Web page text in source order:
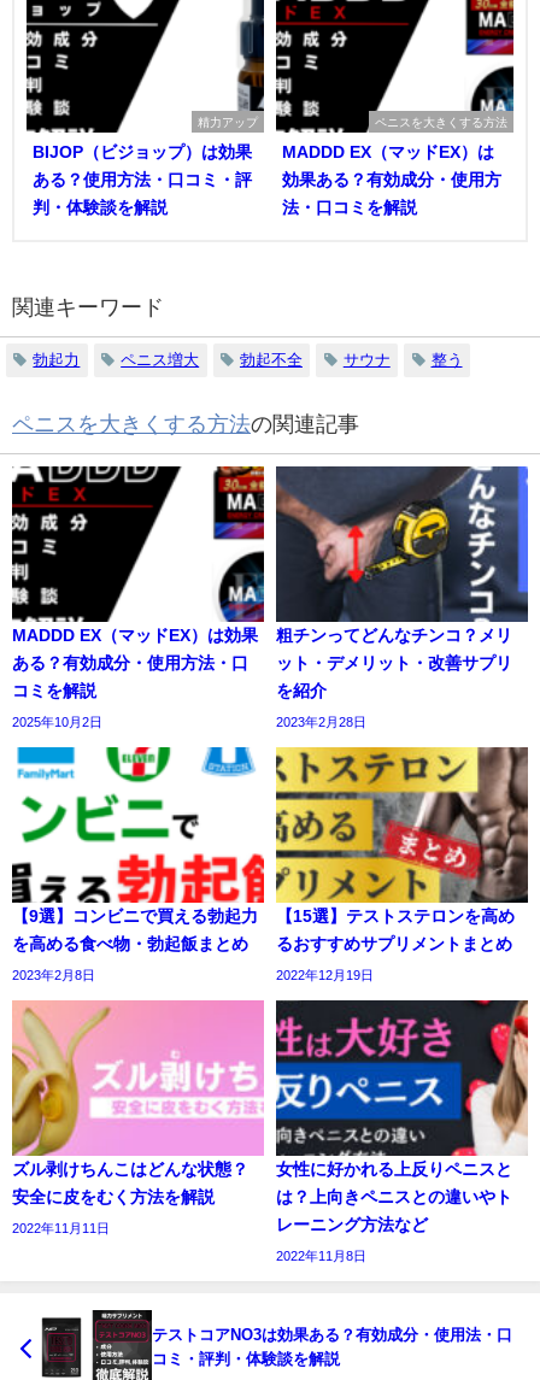
精力アップ
BIJOP（ビジョップ）は効果
ある？使用方法・口コミ・評
判・体験談を解説
ペニスを大きくする方法
MADDD EX（マッドEX）は
効果ある？有効成分・使用方
法・口コミを解説
関連キーワード
勃起力 ペニス増大 勃起不全 サウナ 整う
ペニスを大きくする方法の関連記事
MADDD EX（マッドEX）は効果
ある？有効成分・使用方法・口
コミを解説
2025年10月2日
粗チンってどんなチンコ？メリ
ット・デメリット・改善サプリ
を紹介
2023年2月28日
【9選】コンビニで買える勃起力
を高める食べ物・勃起飯まとめ
2023年2月8日
【15選】テストステロンを高め
るおすすめサプリメントまとめ
2022年12月19日
ズル剥けちんこはどんな状態？
安全に皮をむく方法を解説
2022年11月11日
女性に好かれる上反りペニスと
は？上向きペニスとの違いやト
レーニング方法など
2022年11月8日
テストコアNO3は効果ある？有効成分・使用法・口
コミ・評判・体験談を解説